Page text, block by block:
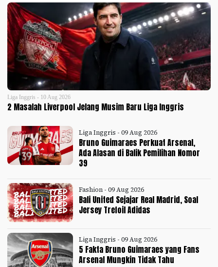
Liga Inggris - 10 Aug 2026
2 Masalah Liverpool Jelang Musim Baru Liga Inggris
Liga Inggris - 09 Aug 2026
Bruno Guimaraes Perkuat Arsenal,
Ada Alasan di Balik Pemilihan Nomor
39
Fashion - 09 Aug 2026
Bali United Sejajar Real Madrid, Soal
Jersey Trefoil Adidas
Liga Inggris - 09 Aug 2026
5 Fakta Bruno Guimaraes yang Fans
Arsenal Mungkin Tidak Tahu